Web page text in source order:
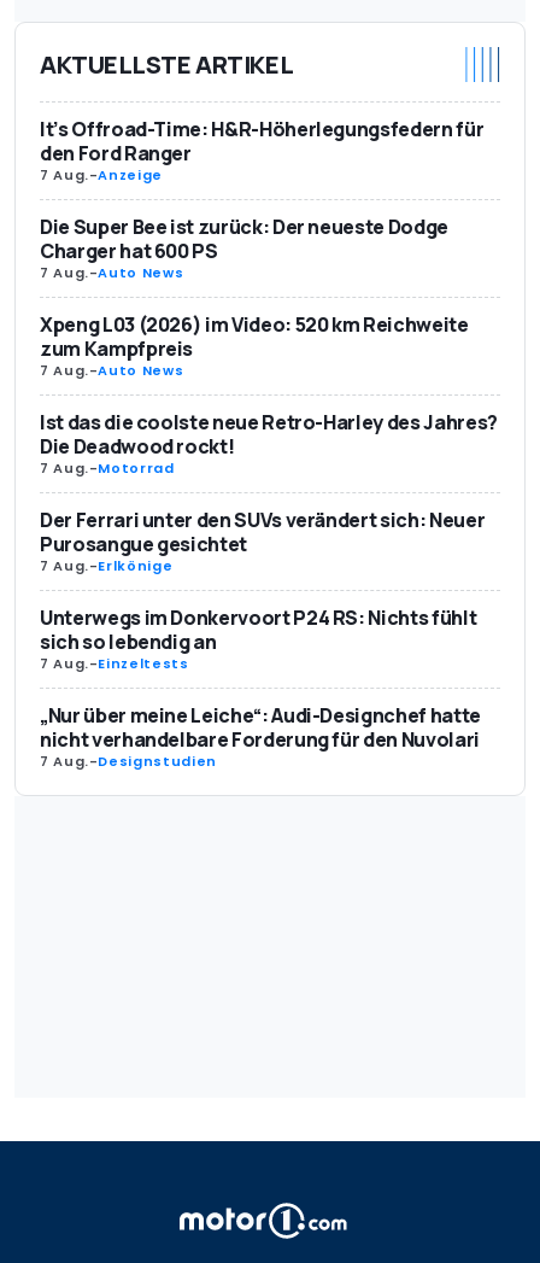
AKTUELLSTE ARTIKEL
It’s Offroad-Time: H&R-Höherlegungsfedern für
den Ford Ranger
7 Aug.-Anzeige
Die Super Bee ist zurück: Der neueste Dodge
Charger hat 600 PS
7 Aug.-Auto News
Xpeng L03 (2026) im Video: 520 km Reichweite
zum Kampfpreis
7 Aug.-Auto News
Ist das die coolste neue Retro-Harley des Jahres?
Die Deadwood rockt!
7 Aug.-Motorrad
Der Ferrari unter den SUVs verändert sich: Neuer
Purosangue gesichtet
7 Aug.-Erlkönige
Unterwegs im Donkervoort P24 RS: Nichts fühlt
sich so lebendig an
7 Aug.-Einzeltests
„Nur über meine Leiche“: Audi-Designchef hatte
nicht verhandelbare Forderung für den Nuvolari
7 Aug.-Designstudien